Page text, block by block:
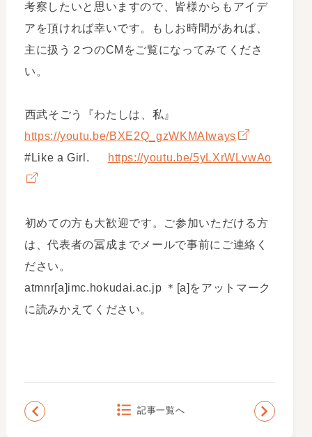
考察したいと思いますので、皆様からもアイデ
アを頂ければ幸いです。もしお時間があれば、
主に扱う２つのCMをご覧になってみてくださ
い。
西武そごう『わたしは、私』
https://youtu.be/BXE2Q_gzWKMAlways
#Like a Girl.
https://youtu.be/5yLXrWLvwAo
初めての方も大歓迎です。ご参加いただける方
は、代表者の冨成までメールで事前にご連絡く
ださい。
atmnr[a]imc.hokudai.ac.jp ＊[a]をアットマーク
に読みかえてください。
記事一覧へ